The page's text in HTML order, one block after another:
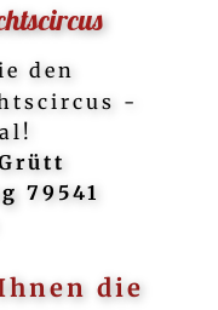
den
-
79541
die